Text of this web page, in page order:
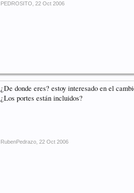
PEDROSITO 22 Oct 2006
¿De donde eres? estoy interesado en el
¿Los portes están incluidos?
RubenPedrazo 22 Oct 2006